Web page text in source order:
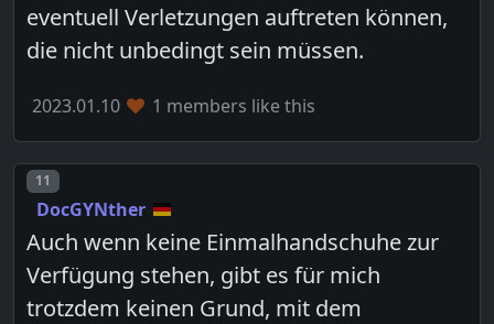
eventuell Verletzungen auftreten können,
die nicht unbedingt sein müssen.
2023.01.10 1 members like this
Post number
11
DocGYNther
Auch wenn keine Einmalhandschuhe zur
Verfügung stehen, gibt es für mich
trotzdem keinen Grund, mit dem